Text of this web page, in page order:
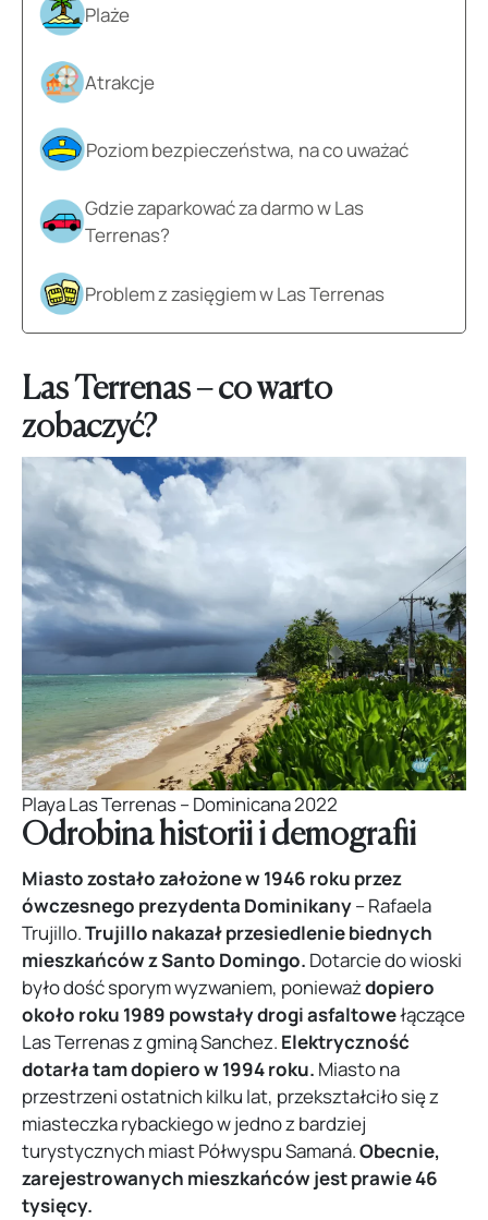
Plaże
Atrakcje
Poziom bezpieczeństwa, na co uważać
Gdzie zaparkować za darmo w Las
Terrenas?
Problem z zasięgiem w Las Terrenas
Las Terrenas – co warto
zobaczyć?
Playa Las Terrenas – Dominicana 2022
Odrobina historii i demografii
Miasto zostało założone w 1946 roku przez
ówczesnego prezydenta Dominikany– Rafaela
Trujillo.Trujillo nakazał przesiedlenie biednych
mieszkańców z Santo Domingo. Dotarcie do wioski
było dość sporym wyzwaniem, ponieważdopiero
około roku 1989 powstały drogi asfaltowełączące
Las Terrenas z gminą Sanchez. Elektryczność
dotarła tam dopiero w 1994 roku. Miasto na
przestrzeni ostatnich kilku lat, przekształciło się z
miasteczka rybackiego w jedno z bardziej
turystycznych miast Półwyspu Samaná.Obecnie,
zarejestrowanych mieszkańców jest prawie 46
tysięcy.